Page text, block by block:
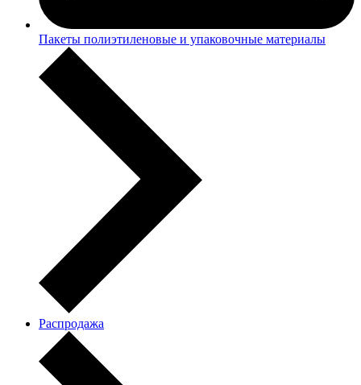
Пакеты полиэтиленовые и упаковочные материалы
Распродажа